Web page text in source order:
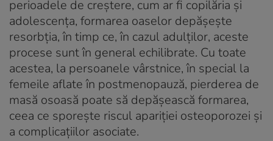
perioadele de creștere, cum ar fi copilăria și
adolescența, formarea oaselor depășește
resorbția, în timp ce, în cazul adulților, aceste
procese sunt în general echilibrate. Cu toate
acestea, la persoanele vârstnice, în special la
femeile aflate în postmenopauză, pierderea de
masă osoasă poate să depășească formarea,
ceea ce sporește riscul apariției osteoporozei și
a complicațiilor asociate.